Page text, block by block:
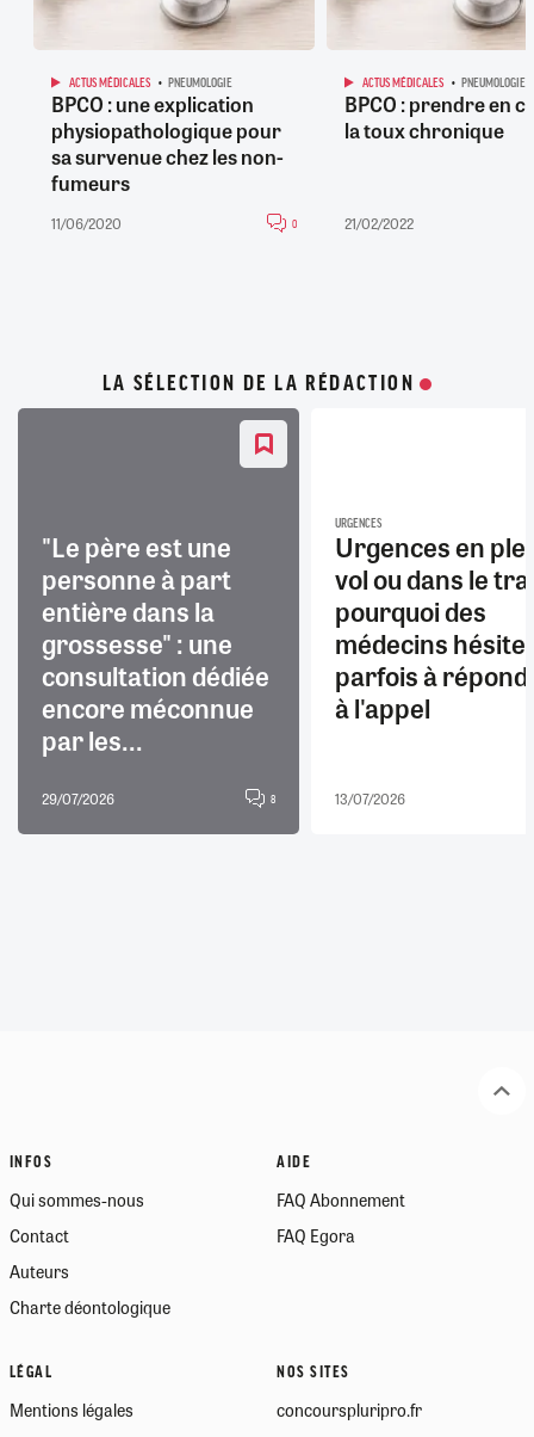
ACTUS MÉDICALES PNEUMOLOGIE
BPCO : une explication
physiopathologique pour
sa survenue chez les non-
fumeurs
11/06/2020 0
ACTUS MÉDICALES PNEUMOLOGIE
BPCO : prendre en
la toux chronique
21/02/2022
LA SÉLECTION DE LA RÉDACTION
"Le père est une
personne à part
entière dans la
grossesse" : une
consultation dédiée
encore méconnue
par les...
29/07/2026 8
URGENCES
Urgences en
vol ou dans le
pourquoi des
médecins
parfois à
à l'appel
13/07/2026
INFOS
Qui sommes-nous
Contact
Auteurs
Charte déontologique
AIDE
FAQ Abonnement
FAQ Egora
LÉGAL
Mentions légales
NOS SITES
concourspluripro.fr